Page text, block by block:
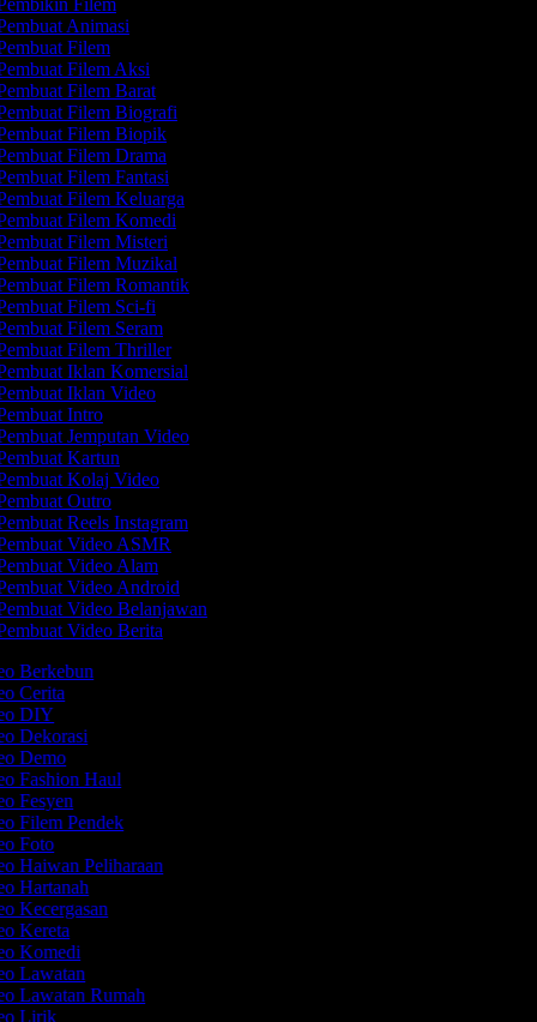
Filem
Animasi
Filem
Filem Aksi
Filem Barat
Filem Biografi
Filem Biopik
Filem Drama
Filem Fantasi
Filem Keluarga
Filem Komedi
Filem Misteri
Filem Muzikal
Filem Romantik
Filem Sci-fi
Filem Seram
Filem Thriller
Iklan Komersial
Iklan Video
Intro
Jemputan Video
Kartun
Kolaj Video
Outro
Reels Instagram
Video ASMR
Video Alam
Video Android
Video Belanjawan
Video Berita
Berkebun
Cerita
DIY
Dekorasi
Demo
Fashion Haul
Fesyen
Filem Pendek
Foto
Haiwan Peliharaan
Hartanah
Kecergasan
Kereta
Komedi
Lawatan
Lawatan Rumah
Lirik